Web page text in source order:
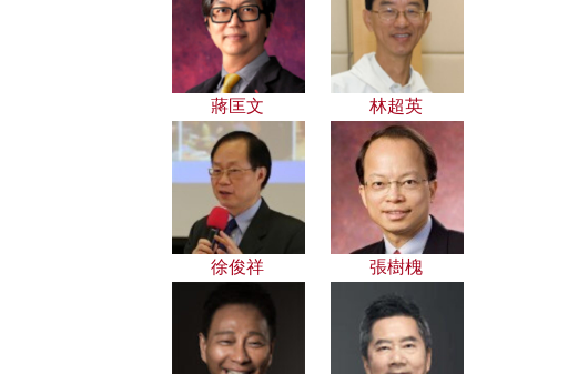
蔣匡文 林超英
徐俊祥 張樹槐